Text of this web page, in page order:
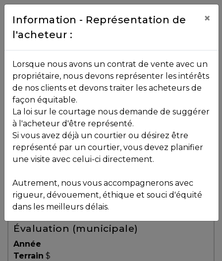
Contact
NOS
PROPRIÉTÉS
VOS
COURTIERS
Équipe
Partenaires
Témoignages
Blogue
Toutes les propriétés
Vendu
, , ,
J5L 2L2
Voir plus de photos
Évaluation (municipale)
Année
Terrain $
Information - Représentation de
l'acheteur :
×
Lorsque nous avons un contrat de vente avec un
propriétaire, nous devons représenter les intérêts
de nos clients et devons traiter les acheteurs de
façon équitable.
La loi sur le courtage nous demande de suggérer
à l'acheteur d'être représenté.
Si vous avez déjà un courtier ou désirez être
représenté par un courtier, vous devez planifier
une visite avec celui-ci directement.
Autrement, nous vous accompagnerons avec
rigueur, dévouement, éthique et souci d'équité
dans les meilleurs délais.